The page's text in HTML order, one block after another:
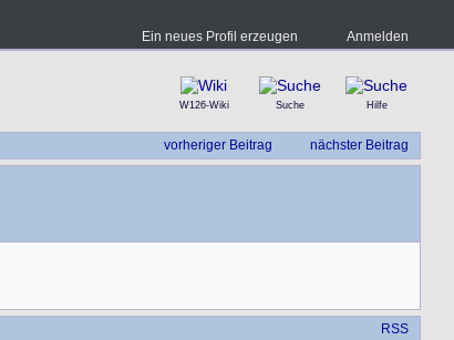
Ein neues Profil erzeugen Anmelden
W126-Wiki Suche Hilfe
vorheriger Beitrag nächster Beitrag
RSS